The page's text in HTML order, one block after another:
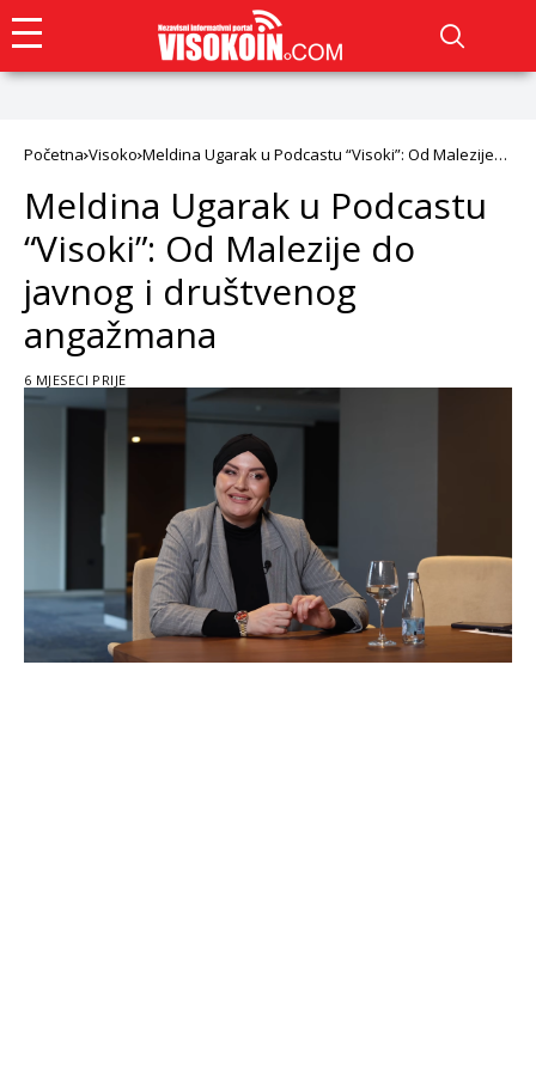
Početna Visoko Meldina Ugarak u Podcastu “Visoki”: Od Malezije
Meldina Ugarak u Podcastu
“Visoki”: Od Malezije do
javnog i društvenog
angažmana
6 MJESECI PRIJE